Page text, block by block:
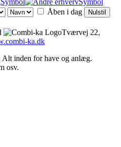
Åben i dag
Nulstil
Tværvej 22,
ka.dk
inden for have og anlæg.
osv.